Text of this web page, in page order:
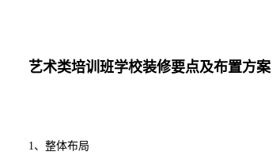
艺术类培训班学校装修要点及布置方案
1、整体布局